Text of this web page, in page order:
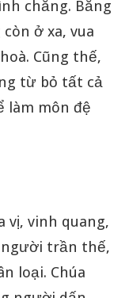
chăng. Bằng
ở xa, vua
Cũng thế,
từ bỏ tất cả
làm môn đệ
vị, vinh quang,
người trần thế,
loại. Chúa